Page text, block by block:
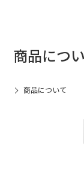
商品につ
商品について